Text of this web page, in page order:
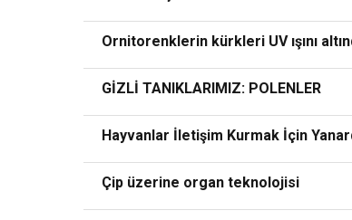
Ornitorenklerin kürkleri UV ışını
GİZLİ TANIKLARIMIZ: POLENLER
Hayvanlar İletişim Kurmak İçin
Çip üzerine organ teknolojisi